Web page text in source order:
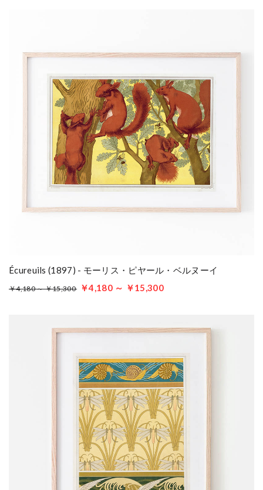
Écureuils (1897) - モーリス・ピヤール・ベルヌーイ
￥4,180 ～ ￥15,300 ￥4,180 ～ ￥15,300